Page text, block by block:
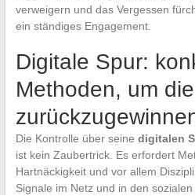
verweigern und das Vergessen
ein ständiges Engagement.
Digitale Spur:
Methoden, um
Die Kontrolle über seine digitalen
ist kein Zaubertrick. Es erfordert
Hartnäckigkeit und vor allem
Signale im Netz und in den